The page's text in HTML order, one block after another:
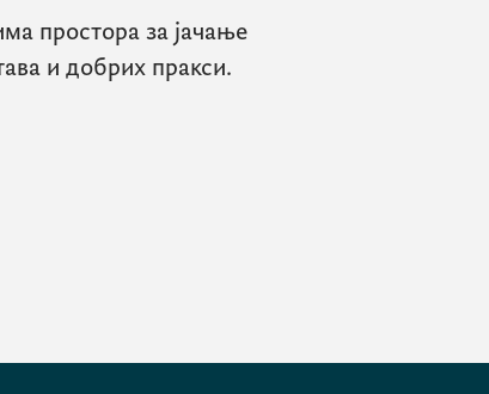
простора за јачање
и добрих пракси.